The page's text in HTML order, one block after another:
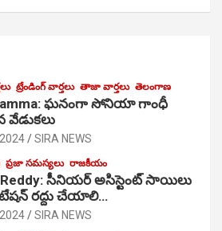
ట్రేండింగ్ వార్తలు తాజా వార్తలు తెలంగాణ
ఘ‌నంగా సోనియా గాంధీ
వేడుక‌లు
SIRA NEWS
ప్రజా సమస్యలు రాజకీయం
Reddy: సీనియర్ అసిస్టెంట్ సాయిలు
రద్దు చేయాలి…
SIRA NEWS